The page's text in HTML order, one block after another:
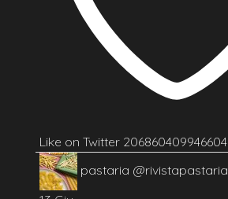
Like on Twitter
pastaria @rivistapastaria